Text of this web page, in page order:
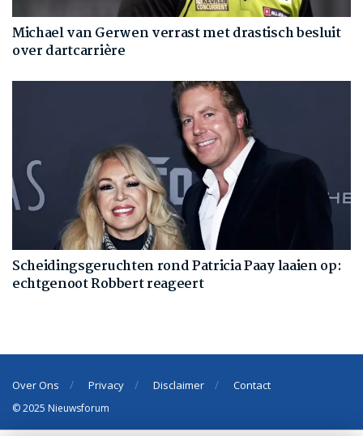
Michael van Gerwen verrast met drastisch besluit
over dartcarrière
Scheidingsgeruchten rond Patricia Paay laaien op:
echtgenoot Robbert reageert
Over Ons Privacy Disclaimer Contact
© 2025 Nieuwsforum